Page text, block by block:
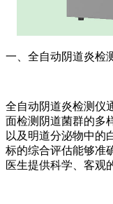
一、全自动阴道炎检
全自动阴道炎检测仪
面检测阴道菌群的多
以及明道分泌物中的
标的综合评估能够准
医生提供科学、客观